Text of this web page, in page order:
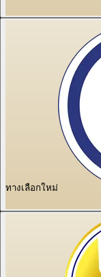
ทางเลือกใหม่